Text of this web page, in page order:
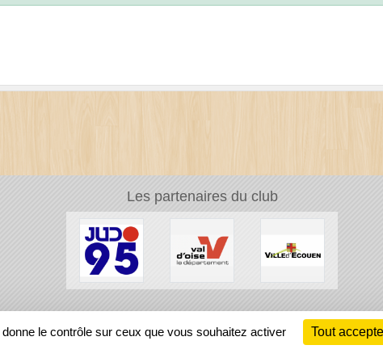
Les partenaires du club
le contrôle sur ceux que vous souhaitez activer Tout